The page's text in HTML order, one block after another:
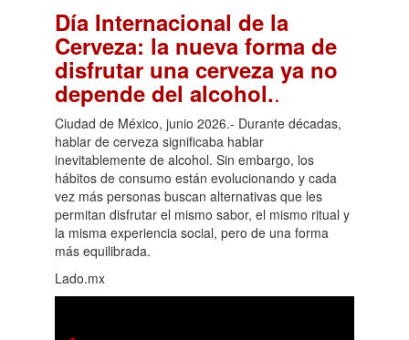
Día Internacional de la
Cerveza: la nueva forma de
disfrutar una cerveza ya no
depende del alcohol..
Ciudad de México, junio 2026.- Durante décadas,
hablar de cerveza significaba hablar
inevitablemente de alcohol. Sin embargo, los
hábitos de consumo están evolucionando y cada
vez más personas buscan alternativas que les
permitan disfrutar el mismo sabor, el mismo ritual y
la misma experiencia social, pero de una forma
más equilibrada.
Lado.mx